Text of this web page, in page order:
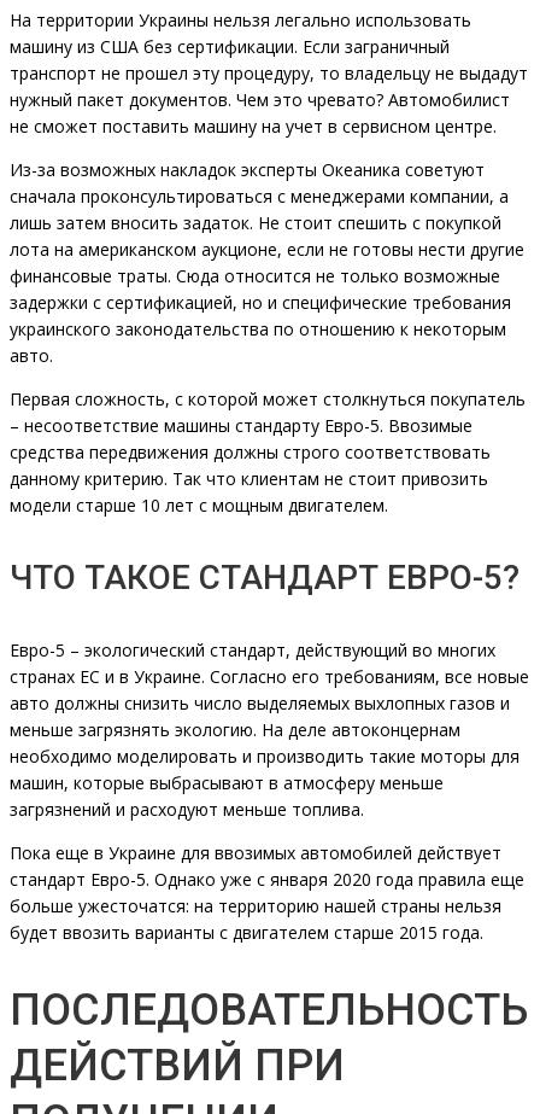
На территории Украины нельзя легально использовать
машину из США без сертификации. Если заграничный
транспорт не прошел эту процедуру, то владельцу не выдадут
нужный пакет документов. Чем это чревато? Автомобилист
не сможет поставить машину на учет в сервисном центре.
Из-за возможных накладок эксперты Океаника советуют
сначала проконсультироваться с менеджерами компании, а
лишь затем вносить задаток. Не стоит спешить с покупкой
лота на американском аукционе, если не готовы нести другие
финансовые траты. Сюда относится не только возможные
задержки с сертификацией, но и специфические требования
украинского законодательства по отношению к некоторым
авто.
Первая сложность, с которой может столкнуться покупатель
– несоответствие машины стандарту Евро-5. Ввозимые
средства передвижения должны строго соответствовать
данному критерию. Так что клиентам не стоит привозить
модели старше 10 лет с мощным двигателем.
ЧТО ТАКОЕ СТАНДАРТ ЕВРО-5?
Евро-5 – экологический стандарт, действующий во многих
странах ЕС и в Украине. Согласно его требованиям, все новые
авто должны снизить число выделяемых выхлопных газов и
меньше загрязнять экологию. На деле автоконцернам
необходимо моделировать и производить такие моторы для
машин, которые выбрасывают в атмосферу меньше
загрязнений и расходуют меньше топлива.
Пока еще в Украине для ввозимых автомобилей действует
стандарт Евро-5. Однако уже с января 2020 года правила еще
больше ужесточатся: на территорию нашей страны нельзя
будет ввозить варианты с двигателем старше 2015 года.
ПОСЛЕДОВАТЕЛЬНОСТЬ
ДЕЙСТВИЙ ПРИ